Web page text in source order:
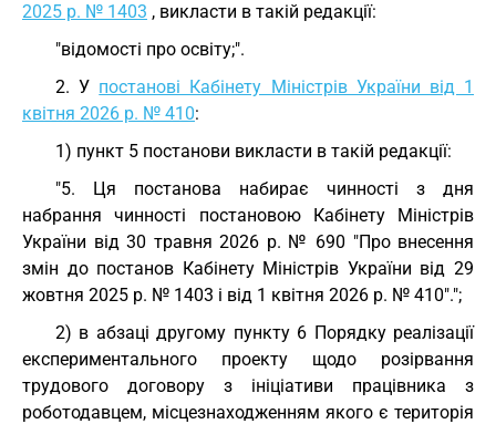
2025 р. № 1403 , викласти в такій редакції:
"відомості про освіту;".
2. У постанові Кабінету Міністрів України від 1
квітня 2026 р. № 410:
1) пункт 5 постанови викласти в такій редакції:
"5. Ця постанова набирає чинності з дня
набрання чинності постановою Кабінету Міністрів
України від 30 травня 2026 р. № 690 "Про внесення
змін до постанов Кабінету Міністрів України від 29
жовтня 2025 р. № 1403 і від 1 квітня 2026 р. № 410".";
2) в абзаці другому пункту 6 Порядку реалізації
експериментального проекту щодо розірвання
трудового договору з ініціативи працівника з
роботодавцем, місцезнаходженням якого є територія